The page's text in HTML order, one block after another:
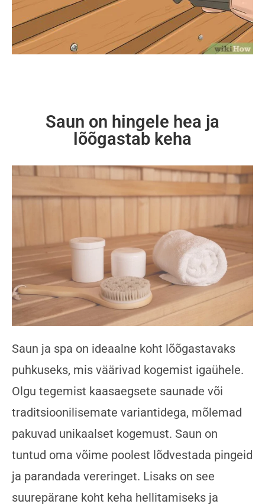
Saun on hingele hea ja
lõõgastab keha
Saun ja spa on ideaalne koht lõõgastavaks
puhkuseks, mis väärivad kogemist igaühele.
Olgu tegemist kaasaegsete saunade või
traditsioonilisemate variantidega, mõlemad
pakuvad unikaalset kogemust. Saun on
tuntud oma võime poolest lõdvestada pingeid
ja parandada vereringet. Lisaks on see
suurepärane koht keha hellitamiseks ja